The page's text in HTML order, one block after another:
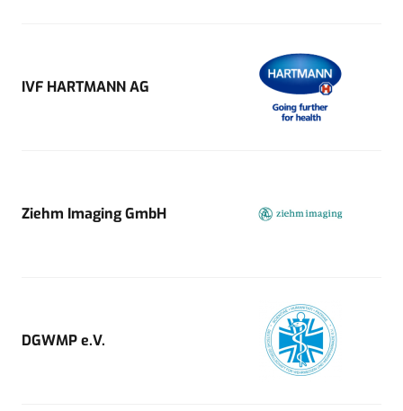
IVF HARTMANN AG
Ziehm Imaging GmbH
DGWMP e.V.